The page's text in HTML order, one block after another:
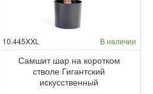
10.445XXL В наличии
Самшит шар на коротком
стволе Гигантский
искусственный